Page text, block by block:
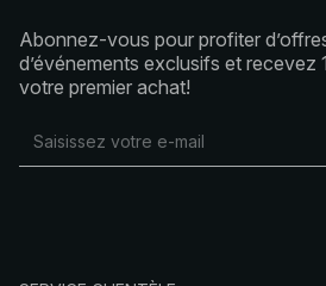
Abonnez-vous pour profiter
d’événements exclusifs et recevez
votre premier achat!